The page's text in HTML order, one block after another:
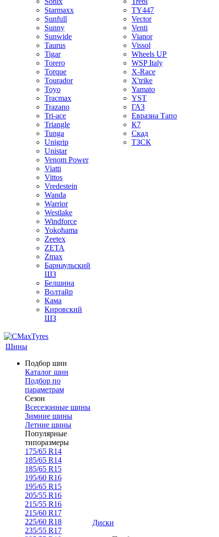
Starmaxx
Sunfull
Sunny
Sunwide
Taurus
Tigar
Torero
Torque
Tourador
Toyo
Tracmax
Trazano
Tri-ace
Triangle
Tunga
Unigrip
Unistar
Venom Power
Viatti
Vittos
Vredestein
Wanda
Warrior
Westlake
Windforce
Yokohama
Zeetex
ZETA
Zmax
Барнаульский
ШЗ
Белшина
Волтайр
Кама
Кировский
ШЗ
TY447
Vector
Venti
Vianor
Vissol
Wheels UP
WSP Italy
X-Race
X'trike
Yamato
YST
ГАЗ
Евразиа Тапо
К7
Скад
ТЗСК
Шины
Подбор шин
Каталог шин
Подбор по
параметрам
Сезон
Всесезонные шины
Зимние шины
Летние шины
Популярные
типоразмеры
175/65 R14
185/65 R14
185/65 R15
195/60 R16
195/65 R15
205/55 R16
215/55 R16
215/60 R17
225/60 R18
235/55 R17
Диски